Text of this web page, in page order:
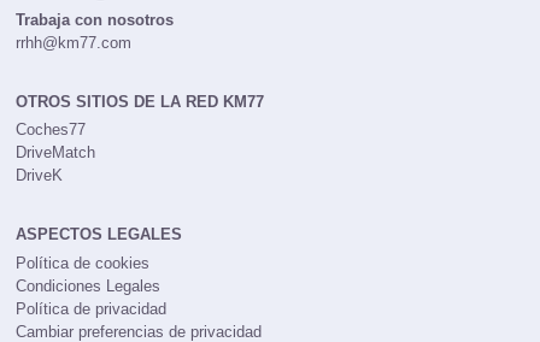
facturacion@km77.com
Trabaja con nosotros
OTROS SITIOS DE LA RED KM77
Coches77
DriveMatch
ASPECTOS LEGALES
Política de cookies
Condiciones Legales
Política de privacidad